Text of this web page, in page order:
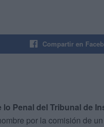
Compartir en
Penal del Tribunal de
por la comisión de un